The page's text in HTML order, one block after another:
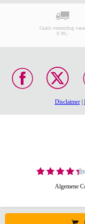
Gratis verzending
€ 99,-
Disclaimer|
Algemene